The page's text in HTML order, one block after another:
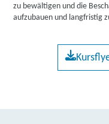
zu bewältigen und die
aufzubauen und langfristig